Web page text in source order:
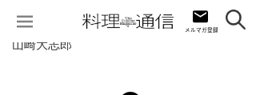
山崎大志郎